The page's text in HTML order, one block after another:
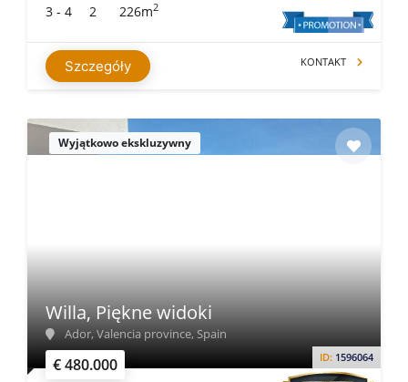
3 - 4 2 226m2
Szczegóły KONTAKT
Wyjątkowo ekskluzywny
€ 480.000 ID: 1596064
Willa, Piękne widoki
Ador, Valencia province, Spain